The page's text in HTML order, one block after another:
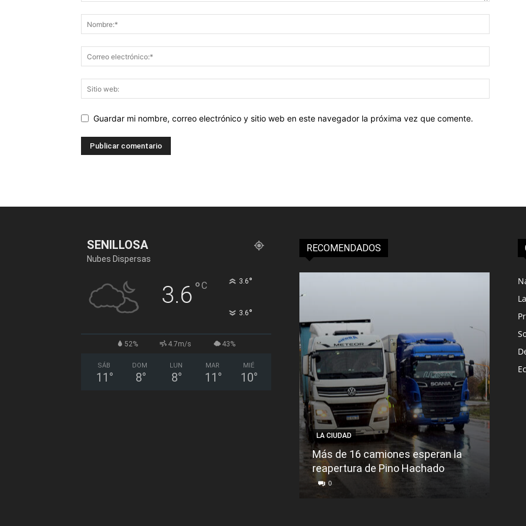
Guardar mi nombre, correo electrónico y sitio web en este navegador la próxima vez que comente.
SENILLOSA
Nubes Dispersas
3.6°C 3.6°
3.6°
52% 4.7m/s 43%
SÁB
11 °
DOM
8°
LUN
8°
MAR
11 °
MIÉ
10°
RECOMENDADOS
LA CIUDAD
Más de 16 camiones esperan la
reapertura de Pino Hachado
0